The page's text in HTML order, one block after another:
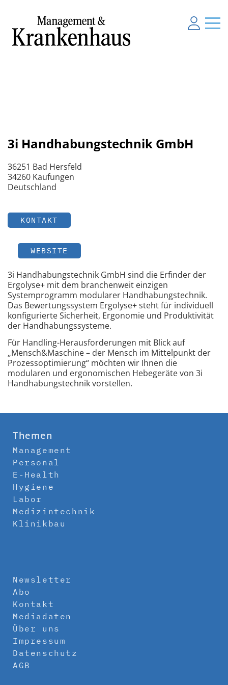
3i Handhabungstechnik GmbH
36251 Bad Hersfeld
34260 Kaufungen
Deutschland
KONTAKT
WEBSITE
3i Handhabungstechnik GmbH sind die Erfinder der
Ergolyse+ mit dem branchenweit einzigen
Systemprogramm modularer Handhabungstechnik.
Das Bewertungssystem Ergolyse+ steht für individuell
konfigurierte Sicherheit, Ergonomie und Produktivität
der Handhabungssysteme.
Für Handling-Herausforderungen mit Blick auf
„Mensch&Maschine – der Mensch im Mittelpunkt der
Prozessoptimierung“ möchten wir Ihnen die
modularen und ergonomischen Hebegeräte von 3i
Handhabungstechnik vorstellen.
Themen
Management
Personal
E-Health
Hygiene
Labor
Medizintechnik
Klinikbau
Newsletter
Abo
Kontakt
Mediadaten
Über uns
Impressum
Datenschutz
AGB